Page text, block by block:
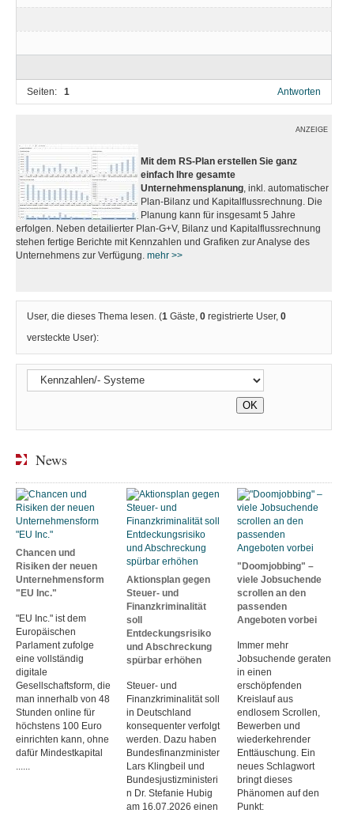
Seiten: 1 Antworten
ANZEIGE
Mit dem RS-Plan erstellen Sie ganz
einfach Ihre gesamte
Unternehmensplanung , inkl. automatischer
Plan-Bilanz und Kapitalflussrechnung. Die
Planung kann für insgesamt 5 Jahre
erfolgen. Neben detailierter Plan-G+V, Bilanz und Kapitalflussrechnung
stehen fertige Berichte mit Kennzahlen und Grafiken zur Analyse des
Unternehmens zur Verfügung. mehr >>
User, die dieses Thema lesen. (1 Gäste,0 registrierte User,0
versteckte User):
News
Chancen und
Risiken der neuen
Unternehmensform
"EU Inc."
"EU Inc." ist dem
Europäischen
Parlament zufolge
eine vollständig
digitale
Gesellschaftsform, die
man innerhalb von 48
Stunden online für
höchstens 100 Euro
einrichten kann, ohne
dafür Mindestkapital
Aktionsplan gegen
Steuer- und
Finanzkriminalität
soll
Entdeckungsrisiko
und Abschreckung
spürbar erhöhen
Steuer- und
Finanzkriminalität soll
in Deutschland
konsequenter verfolgt
werden. Dazu haben
Bundesfinanzminister
Lars Klingbeil und
Bundesjustizministeri
n Dr. Stefanie Hubig
am 16.07.2026 einen
"Doomjobbing" –
viele Jobsuchende
scrollen an den
passenden
Angeboten vorbei
Immer mehr
Jobsuchende geraten
in einen
erschöpfenden
Kreislauf aus
endlosem Scrollen,
Bewerben und
wiederkehrender
Enttäuschung. Ein
neues Schlagwort
bringt dieses
Phänomen auf den
Punkt: